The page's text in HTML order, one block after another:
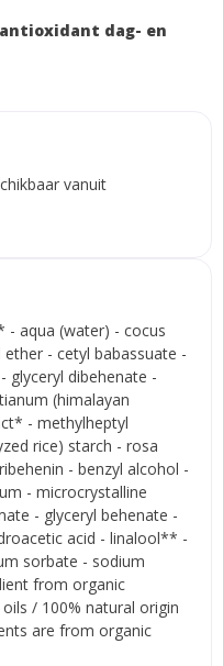
dag- en
vanuit
- aqua (water) - cocus
- cetyl babassuate -
glyceryl dibehenate -
(himalayan
- methylheptyl
rice) starch - rosa
- benzyl alcohol -
- microcrystalline
- glyceryl behenate -
acid - linalool** -
sorbate - sodium
from organic
/ 100% natural origin
are from organic